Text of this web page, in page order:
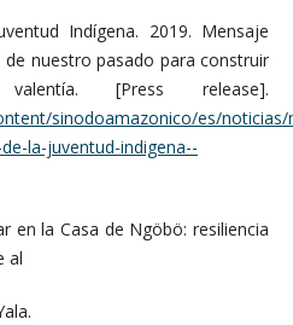
Indígena. 2019. Mensaje
nuestro pasado para construir
[Press release].
sinodoamazonico/es/noticias/
la-juventud-indigena--
en la Casa de Ngöbö: resiliencia
al